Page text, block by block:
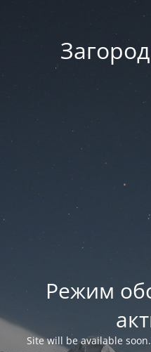
Режим
Site will be available